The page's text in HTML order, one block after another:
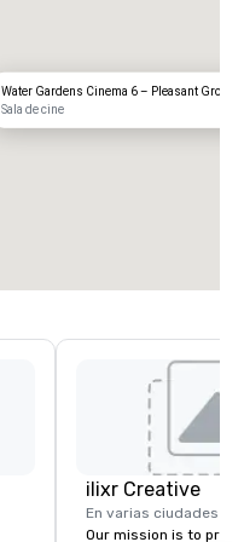
Water Gardens Cinema 6 – Pleasant Grove
Sala de cine
ilixr Creative
En varias ciudades
Our mission is to